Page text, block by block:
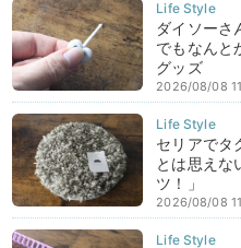
ダイソーさ
でもなんと
グッズ
2026/08/08
セリアでタ
とは思えな
ツ！」
2026/08/08